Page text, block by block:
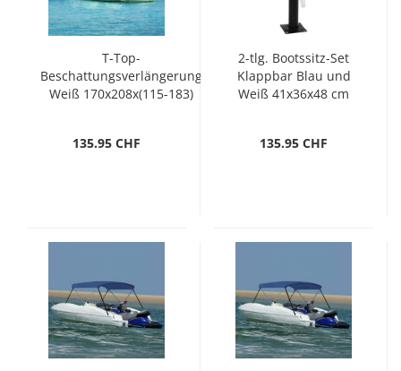
T-Top-
Beschattungsverlängerung
Weiß 170x208x(115-183)
135.95 CHF
2-tlg. Bootssitz-Set
Klappbar Blau und
Weiß 41x36x48 cm
135.95 CHF